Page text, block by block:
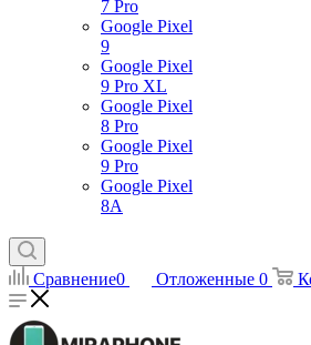
7 Pro
Google Pixel
9
Google Pixel
9 Pro XL
Google Pixel
8 Pro
Google Pixel
9 Pro
Google Pixel
8A
Сравнение0 Отложенные 0